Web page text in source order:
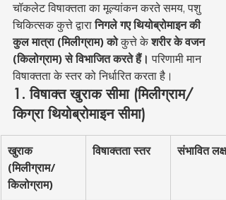
चॉकलेट विषाक्तता का मूल्यांकन करते समय, पशु
चिकित्सक कुत्ते द्वारा निगले गए थियोब्रोमाइन की
कुल मात्रा (मिलीग्राम) को कुत्ते के शरीर के वजन
(किलोग्राम) से विभाजित करते हैं। परिणामी मान
विषाक्तता के स्तर को निर्धारित करता है।
1. विषाक्त खुराक सीमा (मिलीग्राम/
किग्रा थियोब्रोमाइन सीमा)
खुराक
(मिलीग्राम/
किलोग्राम)
विषाक्तता स्तर संभावित लक्षण